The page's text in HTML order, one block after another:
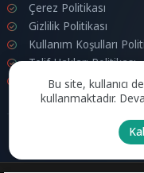
Çerez Politikası
Gizlilik Politikası
Kullanım Koşulları
Telif Hakları Politikası
İletişim
Bu site, kullanıcı
kullanmaktadır.